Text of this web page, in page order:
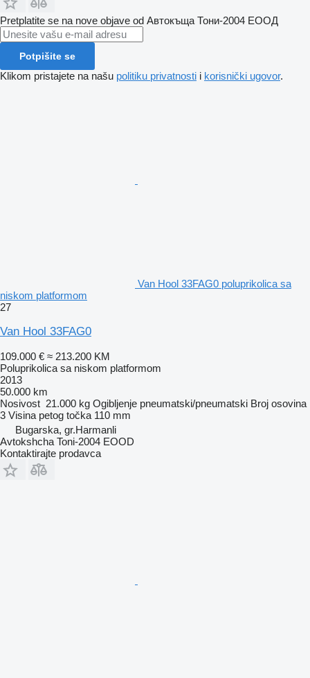
Pretplatite se na nove objave od Автокъща Тони-2004 ЕООД
Potpišite se
Klikom pristajete na našu politiku privatnosti i korisnički ugovor.
Van Hool 33FAG0 poluprikolica sa
niskom platformom
27
Van Hool 33FAG0
109.000 € ≈ 213.200 KM
Poluprikolica sa niskom platformom
2013
50.000 km
Nosivost 21.000 kg Ogibljenje pneumatski/pneumatski Broj osovina
3 Visina petog točka 110 mm
Bugarska, gr.Harmanli
Avtokshcha Toni-2004 EOOD
Kontaktirajte prodavca